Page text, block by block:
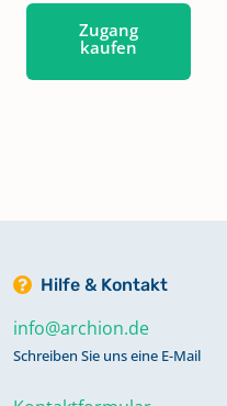
Zugang
kaufen
Hilfe & Kontakt
info@archion.de
Schreiben Sie uns eine E-Mail